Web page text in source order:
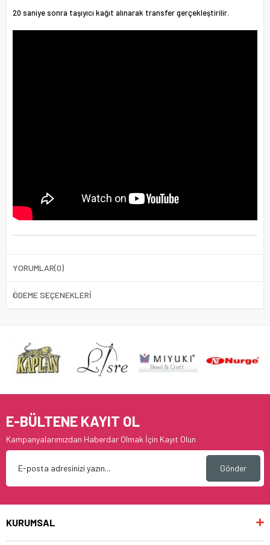
20 saniye sonra taşıyıcı kağıt alınarak transfer gerçekleştirilir.
YORUMLAR(0)
ÖDEME SEÇENEKLERI
E-BÜLTENE KAYIT OL
Kampanyalarımızdan Haberdar Olmak İçin Kayıt Olun
Gönder
KURUMSAL